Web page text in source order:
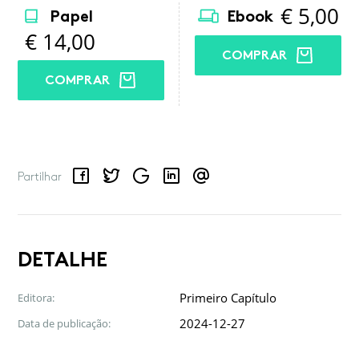
Papel
€ 14,00
COMPRAR
Ebook € 5,00
COMPRAR
Partilhar
FacebookTwitterGoogle LinkedInEmail
DETALHE
Editora: Primeiro Capítulo
Data de publicação: 2024-12-27